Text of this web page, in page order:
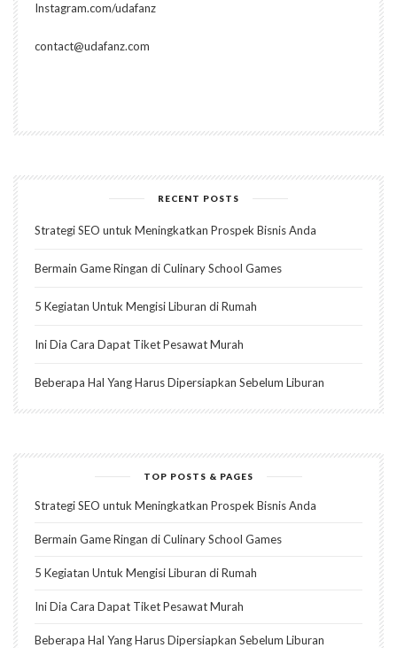
Instagram.com/udafanz
contact@udafanz.com
RECENT POSTS
Strategi SEO untuk Meningkatkan Prospek Bisnis Anda
Bermain Game Ringan di Culinary School Games
5 Kegiatan Untuk Mengisi Liburan di Rumah
Ini Dia Cara Dapat Tiket Pesawat Murah
Beberapa Hal Yang Harus Dipersiapkan Sebelum Liburan
TOP POSTS & PAGES
Strategi SEO untuk Meningkatkan Prospek Bisnis Anda
Bermain Game Ringan di Culinary School Games
5 Kegiatan Untuk Mengisi Liburan di Rumah
Ini Dia Cara Dapat Tiket Pesawat Murah
Beberapa Hal Yang Harus Dipersiapkan Sebelum Liburan